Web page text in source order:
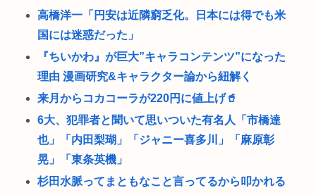
高橋洋一「円安は近隣窮乏化。日本には得でも米
国には迷惑だった」
『ちいかわ』が巨大”キャラコンテンツ”になった
理由 漫画研究&キャラクター論から紐解く
来月からコカコーラが220円に値上げ🥤
6大、犯罪者と聞いて思いついた有名人「市橋達
也」「内田梨瑚」「ジャニー喜多川」「麻原彰
晃」「東条英機」
杉田水脈ってまともなこと言ってるから叩かれる